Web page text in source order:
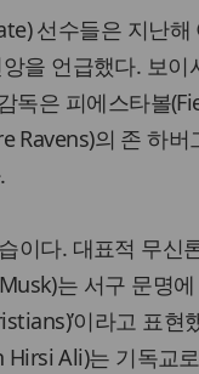
선수들은 지난해
을 언급했다. 보이
독은 피에스타볼
Ravens)의 존 하버
이다. 대표적 무신
는 서구 문명
이라고 표현
Hirsi Ali)는 기독교